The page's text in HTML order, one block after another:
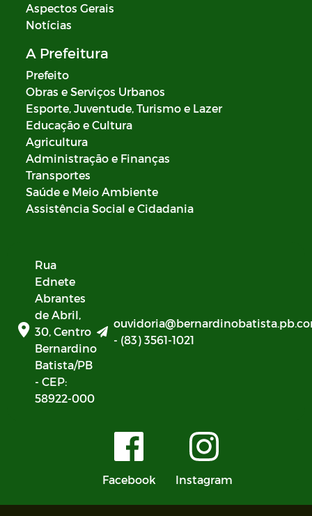
Aspectos Gerais
Notícias
A Prefeitura
Prefeito
Obras e Serviços Urbanos
Esporte, Juventude, Turismo e Lazer
Educação e Cultura
Agricultura
Administração e Finanças
Transportes
Saúde e Meio Ambiente
Assistência Social e Cidadania
Rua
Ednete
Abrantes
de Abril,
30, Centro
Bernardino
Batista/PB
- CEP:
58922-000
- (83) 3561-1021
Facebook Instagram